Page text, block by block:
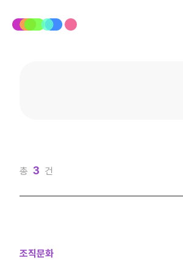
총 3 건
조직문화